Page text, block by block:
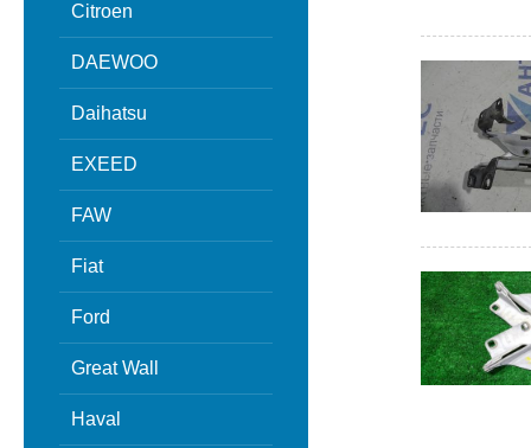
Citroen
DAEWOO
Daihatsu
EXEED
FAW
Fiat
Ford
Great Wall
Haval